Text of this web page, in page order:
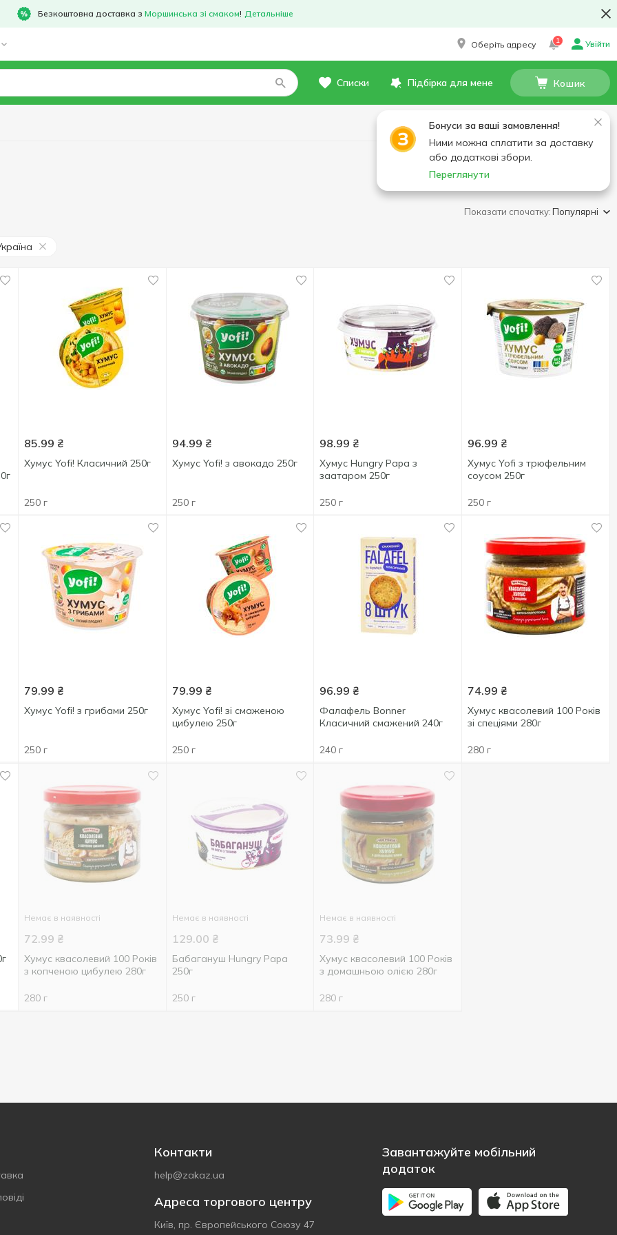
Безкоштовна доставка з Моршинська зі смаком! Детальніше
Оберіть адресу 1 Увійти
Списки Підбірка для мене Кошик
Бонуси за ваші замовлення!
Ними можна сплатити за доставку
або додаткові збори.
Переглянути
Показати спочатку:Популярні
85.99 ₴
Хумус Yofi! Класичний 250г
250 г
94.99 ₴
Хумус Yofi! з авокадо 250г
250 г
98.99 ₴
Хумус Hungry Papa з
заатаром 250г
250 г
96.99 ₴
Хумус Yofi з трюфельним
соусом 250г
250 г
79.99 ₴
Хумус Yofi! з грибами 250г
250 г
79.99 ₴
Хумус Yofi! зі смаженою
цибулею 250г
250 г
96.99 ₴
Фалафель Bonner
Класичний смажений 240г
240 г
74.99 ₴
Хумус квасолевий 100 Років
зі спеціями 280г
280 г
Немає в наявності
72.99 ₴
Хумус квасолевий 100 Років
з копченою цибулею 280г
280 г
Немає в наявності
129.00 ₴
Бабагануш Hungry Papa
250г
250 г
Немає в наявності
73.99 ₴
Хумус квасолевий 100 Років
з домашньою олією 280г
280 г
Контакти
help@zakaz.ua
Адреса торгового центру
Київ, пр. Європейського Союзу 47
Завантажуйте мобільний
додаток